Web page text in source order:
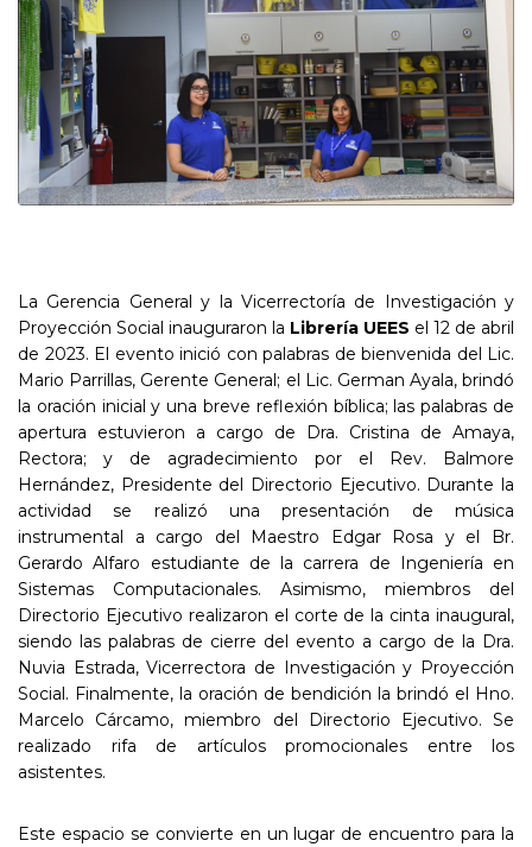
La Gerencia General y la Vicerrectoría de Investigación y
Proyección Social inauguraron la Librería UEES el 12 de abril
de 2023. El evento inició con palabras de bienvenida del Lic.
Mario Parrillas, Gerente General; el Lic. German Ayala, brindó
la oración inicial y una breve reflexión bíblica; las palabras de
apertura estuvieron a cargo de Dra. Cristina de Amaya,
Rectora; y de agradecimiento por el Rev. Balmore
Hernández, Presidente del Directorio Ejecutivo. Durante la
actividad se realizó una presentación de música
instrumental a cargo del Maestro Edgar Rosa y el Br.
Gerardo Alfaro estudiante de la carrera de Ingeniería en
Sistemas Computacionales. Asimismo, miembros del
Directorio Ejecutivo realizaron el corte de la cinta inaugural,
siendo las palabras de cierre del evento a cargo de la Dra.
Nuvia Estrada, Vicerrectora de Investigación y Proyección
Social. Finalmente, la oración de bendición la brindó el Hno.
Marcelo Cárcamo, miembro del Directorio Ejecutivo. Se
realizado rifa de artículos promocionales entre los
asistentes.
Este espacio se convierte en un lugar de encuentro para la